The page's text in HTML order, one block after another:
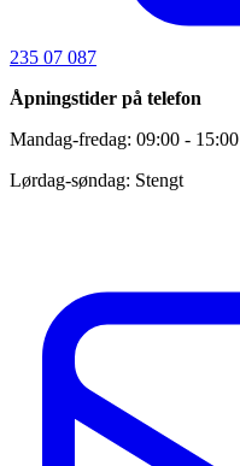
235 07 087
Åpningstider på telefon
Mandag-fredag: 09:00 - 15:00
Lørdag-søndag: Stengt